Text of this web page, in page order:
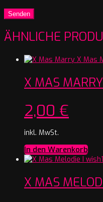
ÄHNLICHE
X MAS
2,00 €
inkl. MwSt.
In den Warenkorb
X MAS